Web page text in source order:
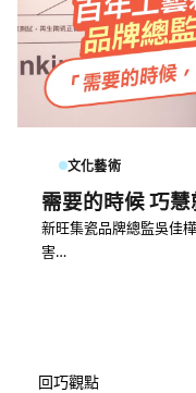
文化藝術
需要的時候 巧慧
新旺集瓷品牌總監吳佳
害…
回巧觀點